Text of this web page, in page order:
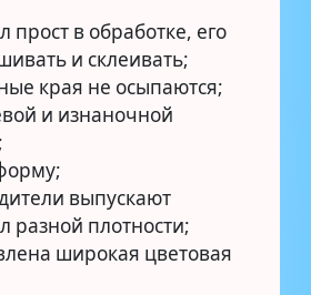
прост в обработке, его
и склеивать;
края не осыпаются;
и изнаночной
выпускают
разной плотности;
широкая цветовая